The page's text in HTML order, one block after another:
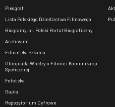
Pleograf
Lista Polskiego Dziedzictwa Filmowego
Biogramy.pl. Polski Portal Biograficzny
Archiwum
Filmoteka Szkolna
Olimpiada Wiedzy o Filmie i Komunikacji
Społecznej
Fototeka
Gapla
Repozytorium Cyfrowe